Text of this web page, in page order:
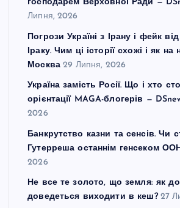
господарем Верховної Ради —
Липня, 2026
Погрози Україні з Ірану і фейк
Іраку. Чим ці історії схожі і як на
Москва 29 Липня, 2026
Україна замість Росії. Що і хто
орієнтації MAGA-блогерів —
2026
Банкрутство казни та сенсів. Чи
Гутерреша останнім генсеком ООН
2026
Не все те золото, що земля: як
доведеться виходити в кеш? 27